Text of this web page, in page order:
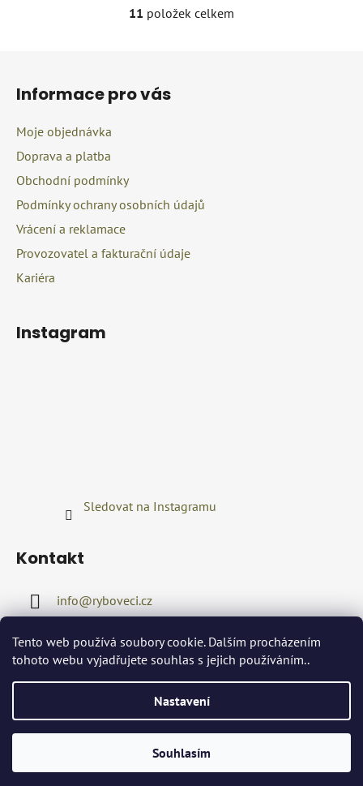
Tento web používá soubory cookie. Dalším procházením
tohoto webu vyjadřujete souhlas s jejich používáním..
Nastavení
Souhlasím
O
v
v
11 položek celkem
Informace pro vás
Moje objednávka
Doprava a platba
Obchodní podmínky
Podmínky ochrany osobních údajů
Vrácení a reklamace
Provozovatel a fakturační údaje
Kariéra
Instagram
Sledovat na Instagramu
Kontakt
info@ryboveci.cz
+420722416689
Vytvořil Shoptet
Copyright 2026ryboveci.cz. Všechna práva vyhrazena.